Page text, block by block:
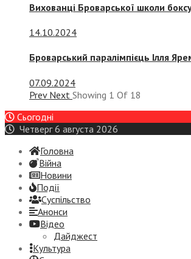
Вихованці Броварської школи
14.10.2024
Броварський паралімпієць Ілля
07.09.2024
Prev Next Showing 1 Of 18
Сьогодні
Четверг 6 августа 2026
Головна
Війна
Новини
Події
Суспiльство
Анонси
Відео
Дайджест
Культура